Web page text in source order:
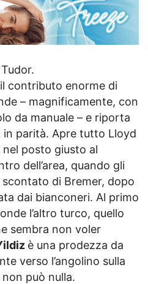
contributo enorme di
– magnificamente, con
da manuale – e riporta
parità. Apre tutto Lloyd
posto giusto al
dell’area, quando gli
di Bremer, dopo
dai bianconeri. Al primo
l’altro turco, quello
sembra non voler
è una prodezza da
verso l’angolino sulla
può nulla.